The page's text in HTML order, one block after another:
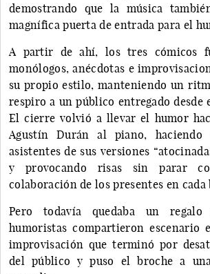
demostrando que la música
magnífica puerta de entrada para el
A partir de ahí, los tres cómicos
monólogos, anécdotas e
su propio estilo, manteniendo un
respiro a un público entregado
El cierre volvió a llevar el humor
Agustín Durán al piano,
asistentes de sus versiones
y provocando risas sin parar
colaboración de los presentes en cada
Pero todavía quedaba un
humoristas compartieron escenario
improvisación que terminó por
del público y puso el broche a